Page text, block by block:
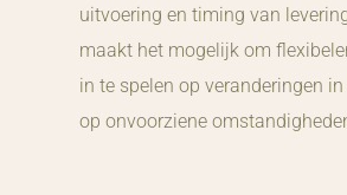
uitvoering en timing van
maakt het mogelijk om
in te spelen op veranderingen
op onvoorziene